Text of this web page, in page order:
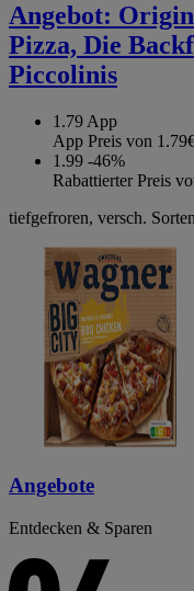
Angebot:
Pizza, Die
Piccolinis
1.79 App
App Preis von
1.99 -46%
Rabattierter Preis
tiefgefroren, versch.
Angebote
Entdecken & Sparen